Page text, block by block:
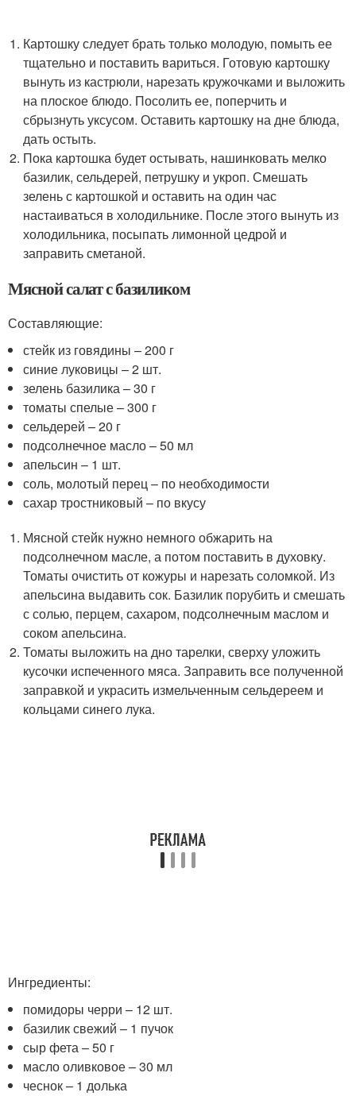
Картошку следует брать только молодую, помыть ее
тщательно и поставить вариться. Готовую картошку
вынуть из кастрюли, нарезать кружочками и выложить
на плоское блюдо. Посолить ее, поперчить и
сбрызнуть уксусом. Оставить картошку на дне блюда,
дать остыть.
Пока картошка будет остывать, нашинковать мелко
базилик, сельдерей, петрушку и укроп. Смешать
зелень с картошкой и оставить на один час
настаиваться в холодильнике. После этого вынуть из
холодильника, посыпать лимонной цедрой и
заправить сметаной.
Мясной салат с базиликом
Составляющие:
стейк из говядины – 200 г
синие луковицы – 2 шт.
зелень базилика – 30 г
томаты спелые – 300 г
сельдерей – 20 г
подсолнечное масло – 50 мл
апельсин – 1 шт.
соль, молотый перец – по необходимости
сахар тростниковый – по вкусу
Мясной стейк нужно немного обжарить на
подсолнечном масле, а потом поставить в духовку.
Томаты очистить от кожуры и нарезать соломкой. Из
апельсина выдавить сок. Базилик порубить и смешать
с солью, перцем, сахаром, подсолнечным маслом и
соком апельсина.
Томаты выложить на дно тарелки, сверху уложить
кусочки испеченного мяса. Заправить все полученной
заправкой и украсить измельченным сельдереем и
кольцами синего лука.
Ингредиенты:
помидоры черри – 12 шт.
базилик свежий – 1 пучок
сыр фета – 50 г
масло оливковое – 30 мл
чеснок – 1 долька